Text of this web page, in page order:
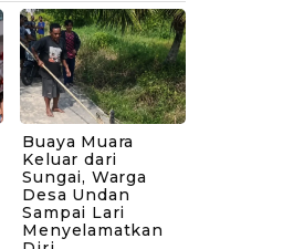
Buaya Muara
Keluar dari
Sungai, Warga
Desa Undan
Sampai Lari
Menyelamatkan